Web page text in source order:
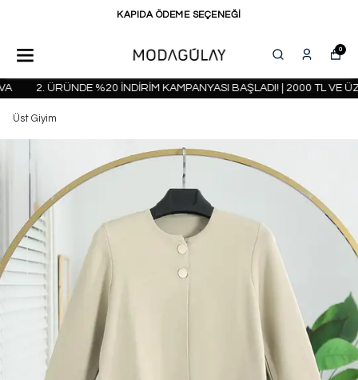
KAPIDA ÖDEME SEÇENEĞİ
0
2. ÜRÜNDE %20 İNDİRİM KAMPANYASI BAŞLADI! | 2000 TL VE
Üst Giyim